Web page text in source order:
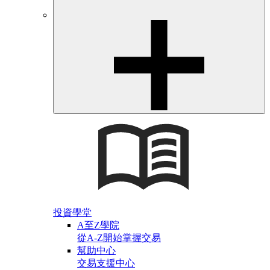
投資學堂
A至Z學院
從A-Z開始掌握交易
幫助中心
交易支援中心